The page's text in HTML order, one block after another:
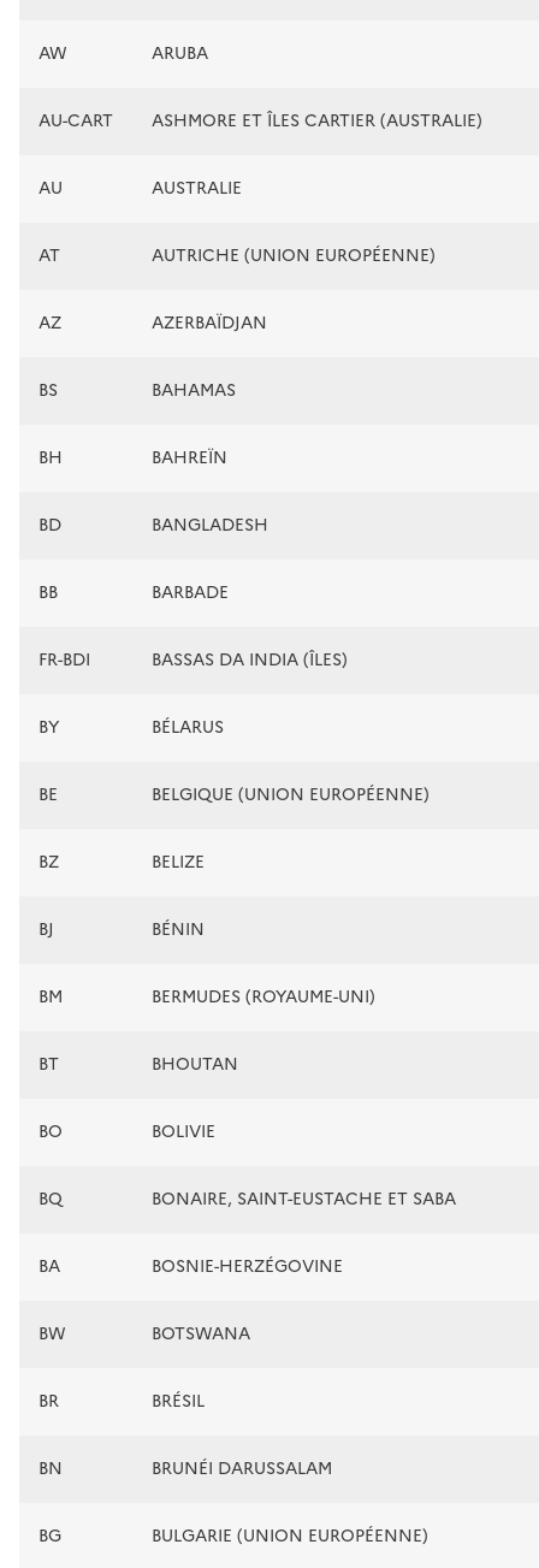
AW ARUBA
AU-CART ASHMORE ET ÎLES CARTIER (AUSTRALIE)
AU AUSTRALIE
AT AUTRICHE (UNION EUROPÉENNE)
AZ AZERBAÏDJAN
BS BAHAMAS
BH BAHREÏN
BD BANGLADESH
BB BARBADE
FR-BDI BASSAS DA INDIA (ÎLES)
BY BÉLARUS
BE BELGIQUE (UNION EUROPÉENNE)
BZ BELIZE
BJ BÉNIN
BM BERMUDES (ROYAUME-UNI)
BT BHOUTAN
BO BOLIVIE
BQ BONAIRE, SAINT-EUSTACHE ET SABA
BA BOSNIE-HERZÉGOVINE
BW BOTSWANA
BR BRÉSIL
BN BRUNÉI DARUSSALAM
BG BULGARIE (UNION EUROPÉENNE)